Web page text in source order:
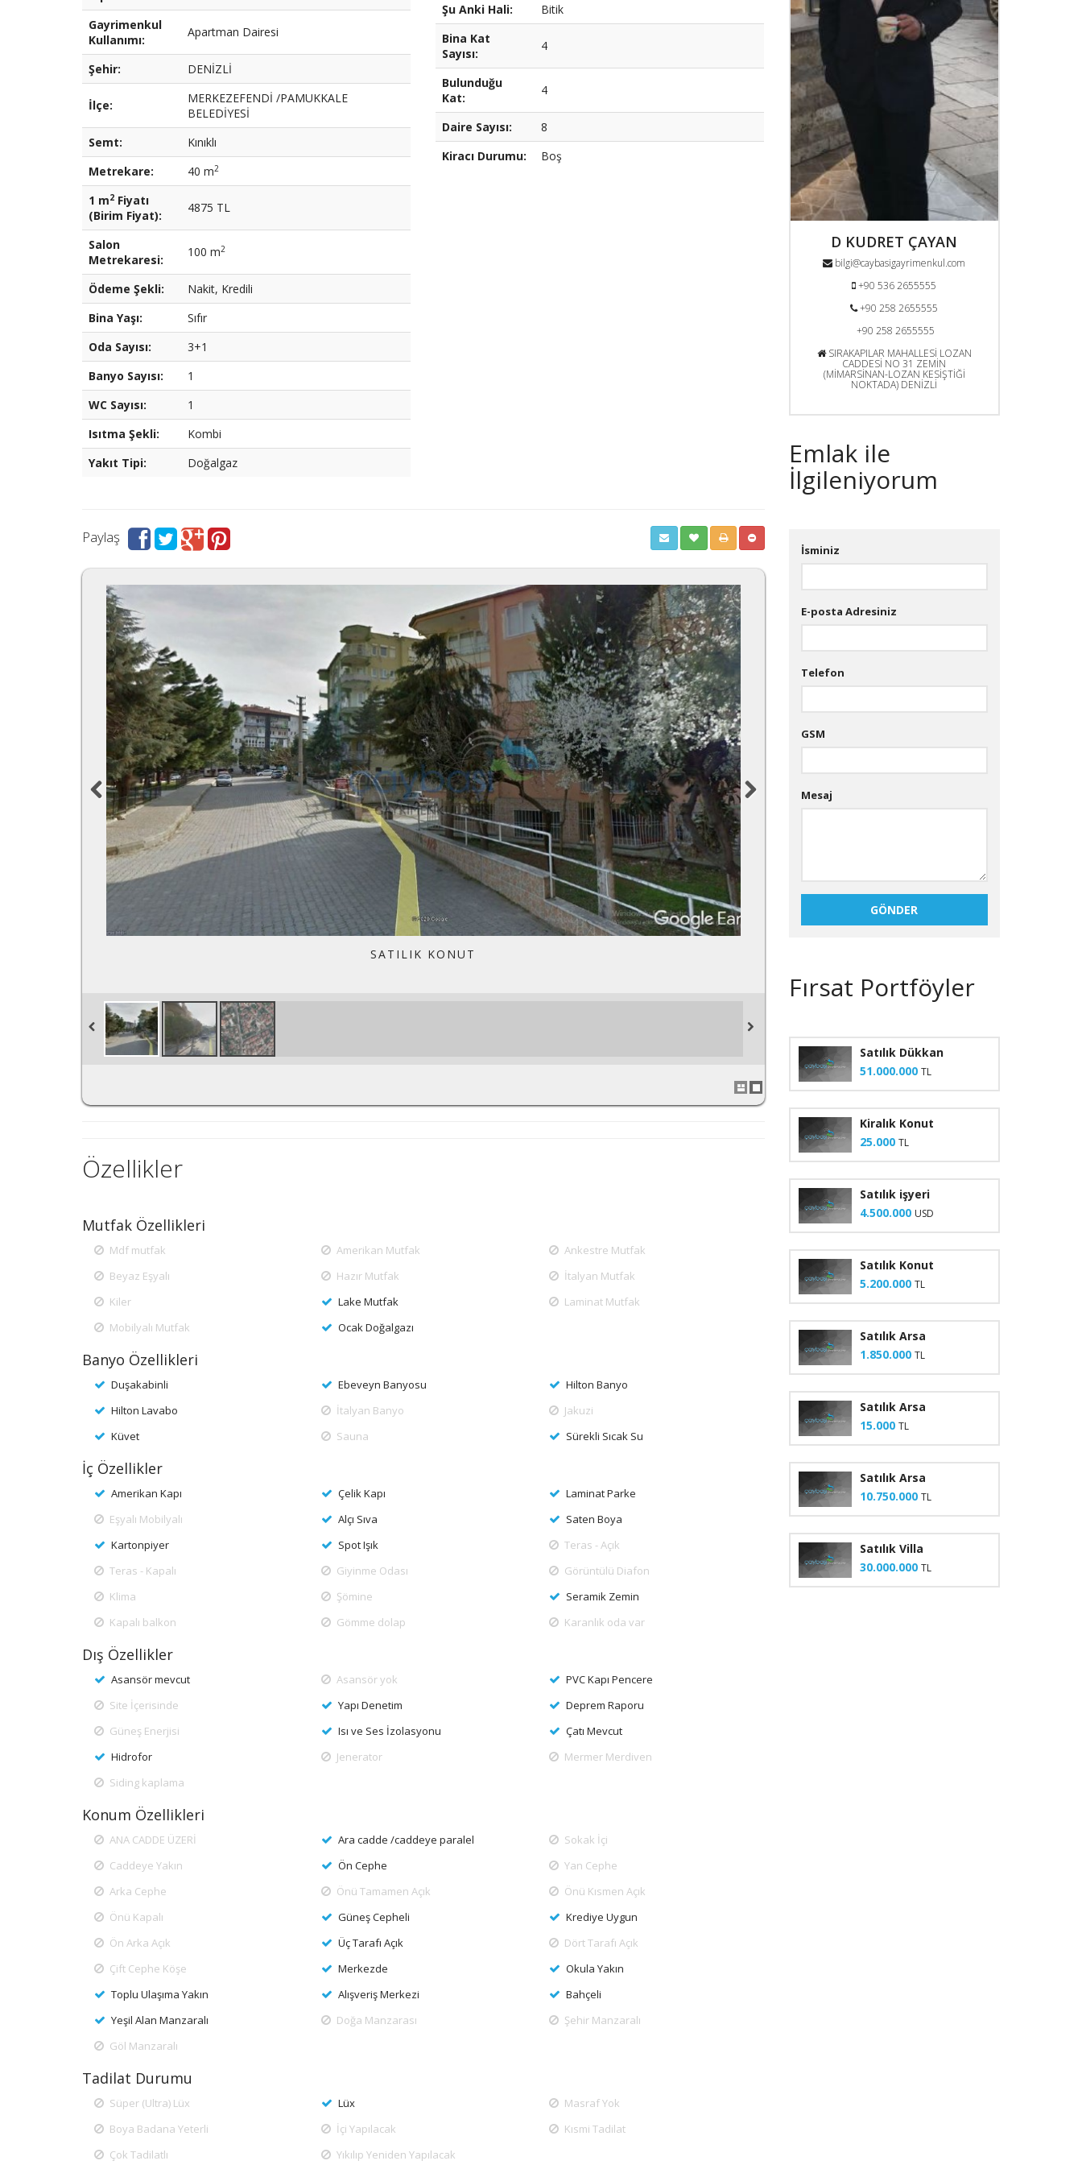
Gayrimenkul
Kullanımı:
Apartman Dairesi
Şehir: DENİZLİ
İlçe:
MERKEZEFENDİ /PAMUKKALE
BELEDİYESİ
Semt:
Kınıklı
Metrekare:
40 m2
1 m2 Fiyatı
(Birim Fiyat):
4875 TL
Salon
Metrekaresi:
100 m2
Ödeme Şekli:
Nakit, Kredili
Bina Yaşı:
Sıfır
Oda Sayısı:
3+1
Banyo Sayısı:
1
WC Sayısı:
1
Isıtma Şekli:
Kombi
Yakıt Tipi:
Doğalgaz
Şu Anki Hali:
Bitik
Bina Kat
Sayısı:
4
Bulunduğu
Kat:
4
Daire Sayısı:
8
Kiracı Durumu:
Boş
Paylaş
SATILIK KONUT
Özellikler
Mutfak Özellikleri
Mdf mutfak Amerikan Mutfak
Ankestre Mutfak
Beyaz Eşyalı
Hazır Mutfak
İtalyan Mutfak
Kiler
Lake Mutfak
Laminat Mutfak
Mobilyalı Mutfak
Ocak Doğalgazı
Banyo Özellikleri
Duşakabinli Ebeveyn Banyosu
Hilton Banyo
Hilton Lavabo
İtalyan Banyo
Jakuzi
Küvet
Sauna Sürekli Sıcak Su
İç Özellikler
Amerikan Kapı Çelik Kapı
Laminat Parke
Eşyalı Mobilyalı
Alçı Sıva
Saten Boya
Kartonpiyer
Spot Işık
Teras - Açık
Teras - Kapalı
Giyinme Odası
Görüntülü Diafon
Klima
Şömine
Seramik Zemin
Kapalı balkon
Gömme dolap Karanlık oda var
Dış Özellikler
Asansör mevcut Asansör yok
PVC Kapı Pencere
Site İçerisinde
Yapı Denetim
Deprem Raporu
Güneş Enerjisi
Isı ve Ses İzolasyonu
Çatı Mevcut
Hidrofor
Jenerator
Mermer Merdiven
Siding kaplama
Konum Özellikleri
ANA CADDE ÜZERİ Ara cadde /caddeye paralel
Sokak İçi
Caddeye Yakın
Ön Cephe
Yan Cephe
Arka Cephe
Önü Tamamen Açık
Önü Kısmen Açık
Önü Kapalı
Güneş Cepheli
Krediye Uygun
Ön Arka Açık
Üç Tarafı Açık
Dört Tarafı Açık
Çift Cephe Köşe
Merkezde
Okula Yakın
Toplu Ulaşıma Yakın
Alışveriş Merkezi
Bahçeli
Yeşil Alan Manzaralı
Doğa Manzarası
Şehir Manzaralı
Göl Manzaralı
Tadilat Durumu
Süper (Ultra) Lüx Lüx
Masraf Yok
Boya Badana Yeterli
İçi Yapılacak
Kısmi Tadilat
Çok Tadilatlı
Yıkılıp Yeniden Yapılacak
D KUDRET ÇAYAN
bilgi@caybasigayrimenkul.com
+90 536 2655555
+90 258 2655555
+90 258 2655555
SIRAKAPILAR MAHALLESİ LOZAN
CADDESİ NO 31 ZEMİN
(MİMARSİNAN-LOZAN KESİŞTİĞİ
NOKTADA) DENİZLİ
Emlak ile
İlgileniyorum
İsminiz
E-posta Adresiniz
Telefon
GSM
Mesaj
GÖNDER
Fırsat Portföyler
Satılık Dükkan
51.000.000 TL
Kiralık Konut
25.000 TL
Satılık işyeri
4.500.000 USD
Satılık Konut
5.200.000 TL
Satılık Arsa
1.850.000 TL
Satılık Arsa
15.000 TL
Satılık Arsa
10.750.000 TL
Satılık Villa
30.000.000 TL